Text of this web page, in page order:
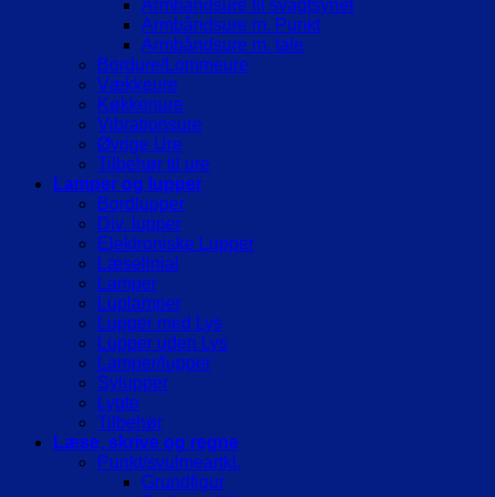
Armbåndsure til svagtsynet
Armbåndsure m. Punkt
Armbåndsure m. tale
Bordure/Lommeure
Vækkeure
Køkkenure
Vibrationsure
Øvrige Ure
Tilbehør til ure
Lamper og lupper
Bordlupper
Div. lupper
Elektroniske Lupper
Læselinial
Lamper
Luplamper
Lupper med Lys
Lupper uden Lys
Lamper/lupper
Sylupper
Lygte
Tilbehør
Læse, skrive og regne
Punkt/svulmeartkl.
Grundfigur